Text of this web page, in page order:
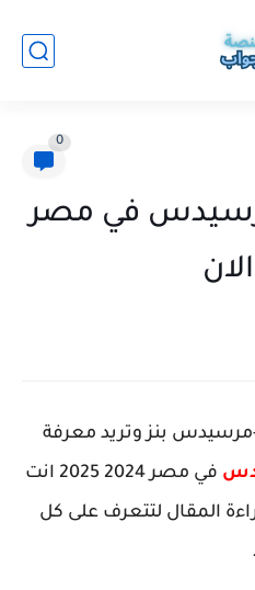
0
في مصر
بنز وتريد معرفة
في مصر 2024 2025 انت
المقال لتتعرف على كل